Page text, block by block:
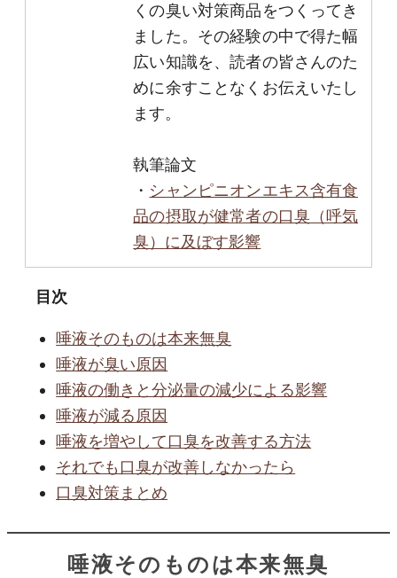
くの臭い対策商品をつくってき
ました。その経験の中で得た幅
広い知識を、読者の皆さんのた
めに余すことなくお伝えいたし
ます。
執筆論文
・ シャンピニオンエキス含有食
品の摂取が健常者の口臭（呼気
臭）に及ぼす影響
目次
唾液そのものは本来無臭
唾液が臭い原因
唾液の働きと分泌量の減少による影響
唾液が減る原因
唾液を増やして口臭を改善する方法
それでも口臭が改善しなかったら
口臭対策まとめ
唾液そのものは本来無臭